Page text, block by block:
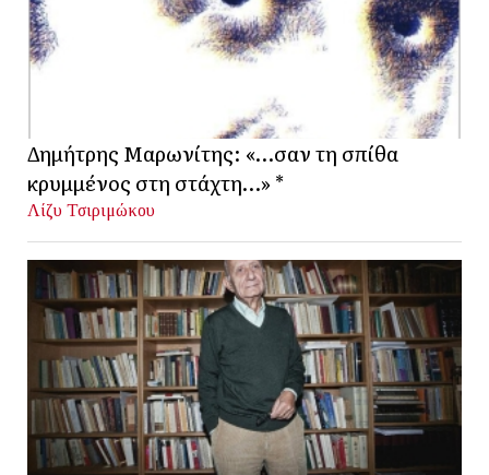
Δημήτρης Μαρωνίτης: «…σαν τη σπίθα
κρυμμένος στη στάχτη…» *
Λίζυ Τσιριμώκου